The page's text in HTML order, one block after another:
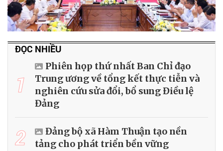
ĐỌC NHIỀU
1
Phiên họp thứ nhất Ban Chỉ đạo
Trung ương về tổng kết thực tiễn và
nghiên cứu sửa đổi, bổ sung Điều lệ
Đảng
2
Đảng bộ xã Hàm Thuận tạo nền
tảng cho phát triển bền vững